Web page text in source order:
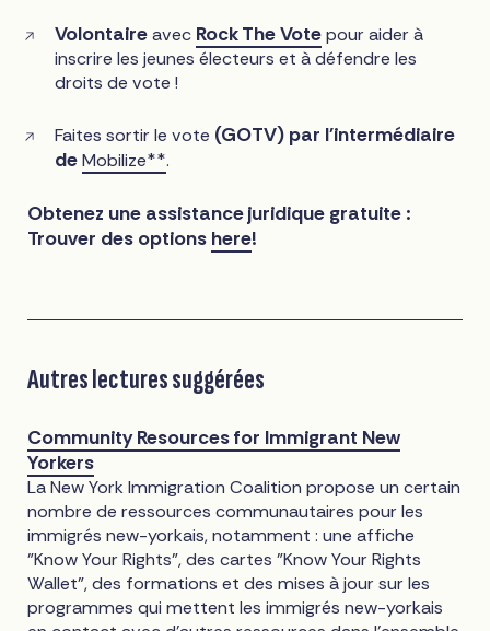
Volontaireavec Rock The Votepour aider à
inscrire les jeunes électeurs et à défendre les
droits de vote !
Faites sortir le vote (GOTV) par l'intermédiaire
deMobilize**.
Obtenez une assistance juridique gratuite :
Trouver des options here!
Autres lectures suggérées
Community Resources for Immigrant New
Yorkers
La New York Immigration Coalition propose un certain
nombre de ressources communautaires pour les
immigrés new-yorkais, notamment : une affiche
"Know Your Rights", des cartes "Know Your Rights
Wallet", des formations et des mises à jour sur les
programmes qui mettent les immigrés new-yorkais